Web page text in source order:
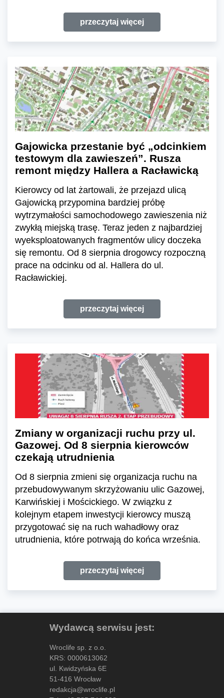
przeczytaj więcej
Gajowicka przestanie być „odcinkiem
testowym dla zawieszeń”. Rusza
remont między Hallera a Racławicką
Kierowcy od lat żartowali, że przejazd ulicą
Gajowicką przypomina bardziej próbę
wytrzymałości samochodowego zawieszenia niż
zwykłą miejską trasę. Teraz jeden z najbardziej
wyeksploatowanych fragmentów ulicy doczeka
się remontu. Od 8 sierpnia drogowcy rozpoczną
prace na odcinku od al. Hallera do ul.
Racławickiej.
przeczytaj więcej
Zmiany w organizacji ruchu przy ul.
Gazowej. Od 8 sierpnia kierowców
czekają utrudnienia
Od 8 sierpnia zmieni się organizacja ruchu na
przebudowywanym skrzyżowaniu ulic Gazowej,
Karwińskiej i Mościckiego. W związku z
kolejnym etapem inwestycji kierowcy muszą
przygotować się na ruch wahadłowy oraz
utrudnienia, które potrwają do końca września.
przeczytaj więcej
Wydawcą serwisu jest:
Wroclife sp. z o.o.
KRS: 0000613062
ul. Kwidzyńska 6E
51-416 Wrocław
redakcja@wroclife.pl